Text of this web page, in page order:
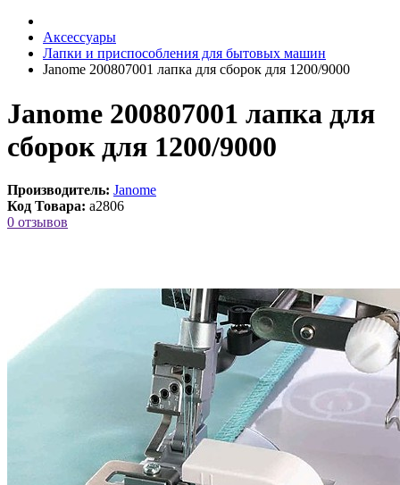
Аксессуары
Лапки и приспособления для бытовых машин
Janome 200807001 лапка для сборок для 1200/9000
Janome 200807001 лапка для
сборок для 1200/9000
Производитель: Janome
Код Товара: a2806
0 отзывов